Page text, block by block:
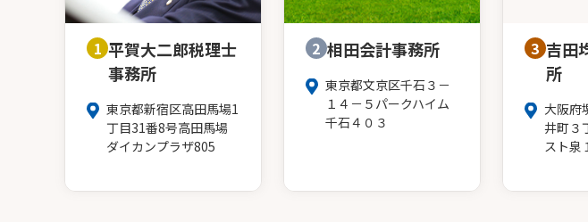
1 平賀大二郎税理士
事務所
東京都新宿区高田馬場1
丁目31番8号高田馬場
ダイカンプラザ805
2 相田会計事務所
東京都文京区千石３－
１４－５パークハイム
千石４０３
3 吉田
所
大阪府
井町３
スト泉